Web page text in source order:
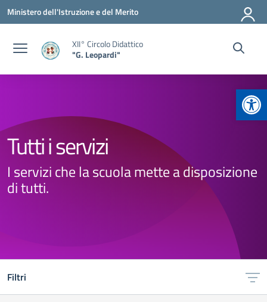
Vai ai contenuti
Vai al menu di navigazione
Vai al footer
Ministero dell'Istruzione e del Merito
XII° Circolo Didattico
"G. Leopardi"
Tutti i servizi
I servizi che la scuola mette a disposizione
di tutti.
Filtri